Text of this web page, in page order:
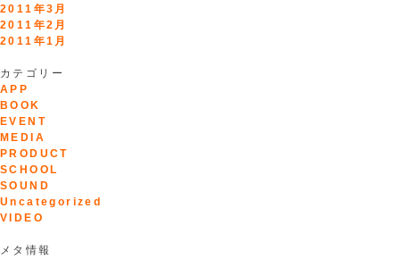
2011年3月
2011年2月
2011年1月
カテゴリー
APP
BOOK
EVENT
MEDIA
PRODUCT
SCHOOL
SOUND
Uncategorized
VIDEO
メタ情報